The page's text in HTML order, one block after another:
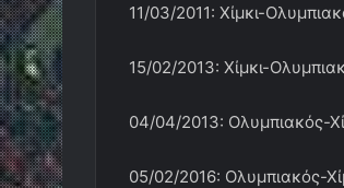
11/03/2011: Χίμκι-
15/02/2013: Χίμκι-
04/04/2013: Ολυμπιακός-
05/02/2016: Ολυμπιακός-